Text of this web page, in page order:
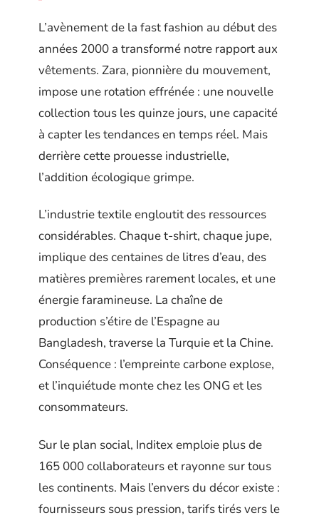
L’avènement de la fast fashion au début des
années 2000 a transformé notre rapport aux
vêtements. Zara, pionnière du mouvement,
impose une rotation effrénée : une nouvelle
collection tous les quinze jours, une capacité
à capter les tendances en temps réel. Mais
derrière cette prouesse industrielle,
l’addition écologique grimpe.
L’industrie textile engloutit des ressources
considérables. Chaque t-shirt, chaque jupe,
implique des centaines de litres d’eau, des
matières premières rarement locales, et une
énergie faramineuse. La chaîne de
production s’étire de l’Espagne au
Bangladesh, traverse la Turquie et la Chine.
Conséquence : l’empreinte carbone explose,
et l’inquiétude monte chez les ONG et les
consommateurs.
Sur le plan social, Inditex emploie plus de
165 000 collaborateurs et rayonne sur tous
les continents. Mais l’envers du décor existe :
fournisseurs sous pression, tarifs tirés vers le